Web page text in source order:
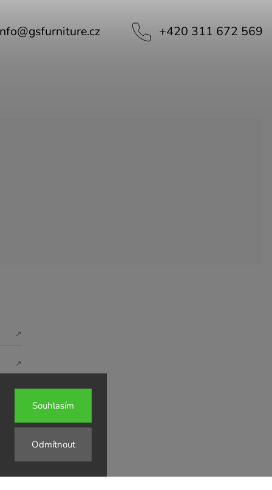
Odmítnout
Souhlasím
@gsfurniture.cz +420 311 672 569
↗
↗